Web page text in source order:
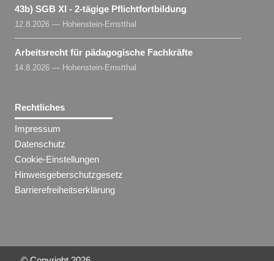
43b) SGB XI - 2-tägige Pflichtfortbildung
12.8.2026 — Hohenstein-Ernstthal
Arbeitsrecht für pädagogische Fachkräfte
14.8.2026 — Hohenstein-Ernstthal
Rechtliches
Impressum
Datenschutz
Cookie-Einstellungen
Hinweisgeberschutzgesetz
Barrierefreiheitserklärung